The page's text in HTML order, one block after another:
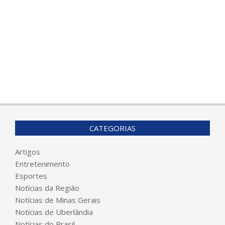
CATEGORIAS
Artigos
Entretenimento
Esportes
Notícias da Região
Notícias de Minas Gerais
Notícias de Uberlândia